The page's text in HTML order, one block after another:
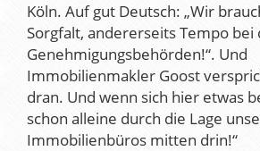
Köln. Auf gut Deutsch: „Wir
Sorgfalt, andererseits Tempo bei
Genehmigungsbehörden!“. Und
Immobilienmakler Goost
dran. Und wenn sich hier etwas
schon alleine durch die Lage
Immobilienbüros mitten drin!“